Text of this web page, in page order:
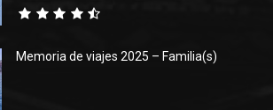
Memoria de viajes 2025 – Familia(s)